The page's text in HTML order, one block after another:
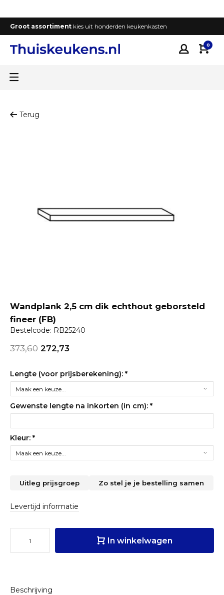
Groot assortiment kies uit honderden keukenkasten
0
Terug
Wandplank 2,5 cm dik echthout geborsteld
fineer (FB)
Bestelcode: RB25240
373,60 272,73
Lengte (voor prijsberekening): *
Gewenste lengte na inkorten (in cm): *
Kleur: *
Uitleg prijsgroep Zo stel je je bestelling samen
Levertijd informatie
In winkelwagen
Beschrijving